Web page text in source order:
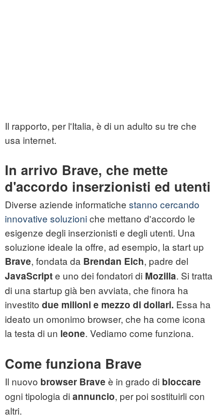
Il rapporto, per l'Italia, è di un adulto su tre che
usa internet.
In arrivo Brave, che mette
d'accordo inserzionisti ed utenti
Diverse aziende informatiche stanno cercando
innovative soluzioniche mettano d'accordo le
esigenze degli inserzionisti e degli utenti. Una
soluzione ideale la offre, ad esempio, la start up
Brave, fondata da Brendan Eich, padre del
JavaScripte uno dei fondatori di Mozilla. Si tratta
di una startup già ben avviata, che finora ha
investito due milioni e mezzo di dollari. Essa ha
ideato un omonimo browser, che ha come icona
la testa di un leone. Vediamo come funziona.
Come funziona Brave
Il nuovo browser Brave è in grado di bloccare
ogni tipologia di annuncio, per poi sostituirli con
altri.